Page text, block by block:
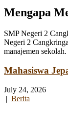
Mengapa
SMP Negeri 2
Negeri 2
manajemen sekolah.
Mahasiswa
July 24, 2026
| Berita